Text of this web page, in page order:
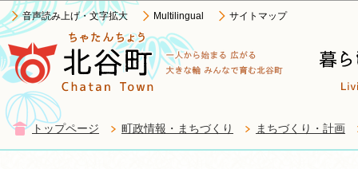
音声読み上げ・文字拡大 Multilingual サイトマップ
トップページ 町政情報・まちづくり まちづくり・計画